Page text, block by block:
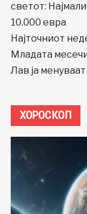
светот:
10.000 евра
Најточниот
Младата
Лав ја
ХОРОСКОП